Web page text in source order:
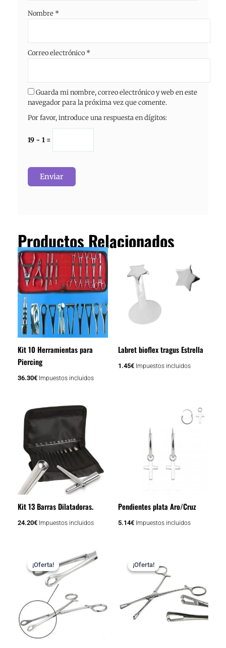
Nombre *
Correo electrónico *
Guarda mi nombre, correo electrónico y web en este
navegador para la próxima vez que comente.
Por favor, introduce una respuesta en dígitos:
19 − 1 =
Productos Relacionados
Kit 10 Herramientas para
Piercing
36.30€ Impuestos incluidos
Labret bioflex tragus Estrella
1.45€ Impuestos incluidos
Kit 13 Barras Dilatadoras.
24.20€ Impuestos incluidos
Pendientes plata Aro/Cruz
5.14€ Impuestos incluidos
¡Oferta!
¡Oferta!
de
precios:
desde
5.93€
hasta
8.47€
producto
tiene
múltiples
variantes.
Las
opciones
se
¡Oferta!
¡Oferta!
precios:
desde
5.93€
hasta
producto
múltiples
variantes.